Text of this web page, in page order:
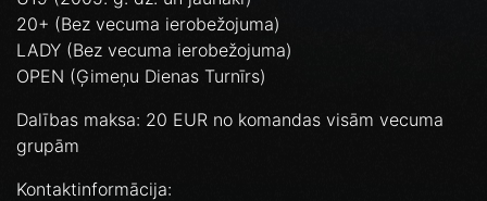
20+ (Bez vecuma ierobežojuma)
LADY (Bez vecuma ierobežojuma)
OPEN (Ģimeņu Dienas Turnīrs)
Dalības maksa: 20 EUR no komandas visām vecuma
grupām
Kontaktinformācija: